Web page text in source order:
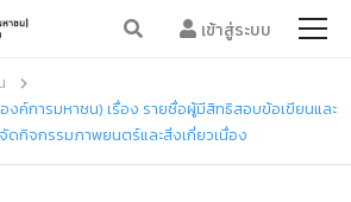
เข้าสู่ระบบ
งค์การมหาชน) เรื่อง รายชื่อผู้มีสิทธิสอบข้อเขียนและ
กิจกรรมภาพยนตร์และสิ่งเกี่ยวเนื่อง